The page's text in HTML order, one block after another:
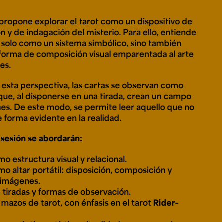
personería
del 2025.
Ext.
Posgrados
Ext. 4925
Educación Continua
Ext. 4795
explorar el tarot como un dispositivo de
y de indagación del misterio. Para ello, entiende
como un sistema simbólico, sino también
de composición visual emparentada al arte
perspectiva, las cartas se observan como
al disponerse en una tirada, crean un campo
De este modo, se permite leer aquello que no
forma evidente en la realidad.
se abordarán:
estructura visual y relacional.
altar portátil: disposición, composición y
tiradas y formas de observación.
de tarot, con énfasis en el tarot Rider–